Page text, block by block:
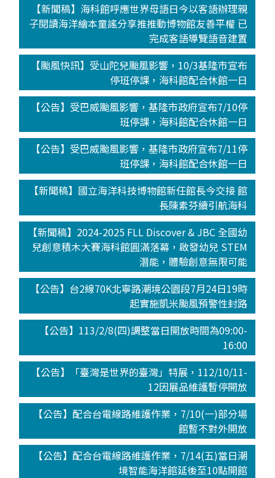
【新聞稿】海科館呼應世界母語日今以客語辦理親
子閱讀海洋繪本童謠分享推推動博物館友善平權 已
完成客語導覽語音建置
【颱風快訊】受山陀兒颱風影響，10/3基隆市宣布
停班停課，海科館配合休館一日
【公告】受巴威颱風影響，基隆市政府宣布7/10停
班停課，海科館配合休館一日
【公告】受巴威颱風影響，基隆市政府宣布7/11停
班停課，海科館配合休館一日
【新聞稿】國立海洋科技博物館新任館長今交接 館
長陳素芬續引航海科
【新聞稿】2024-2025 FLL Discover & JBC 全國幼
兒創意積木大賽海科館圓滿落幕，啟發幼兒 STEM
潛能，體驗創意無限可能
【公告】台2線70K北寧路潮境公園段7月24日19時
起實施凱米颱風預警性封路
【公告】113/2/8(四)調整當日開放時間為09:00-
16:00
【公告】「臺灣是世界的臺灣」特展，112/10/11-
12因展品維護暫停開放
【公告】配合台電線路維護作業，7/10(一)部分場
館暫不對外開放
【公告】配合台電線路維護作業，7/14(五)當日潮
境智能海洋館延後至10點開館